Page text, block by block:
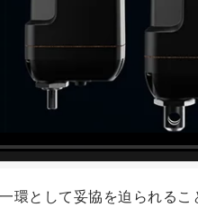
環として妥協を迫られる